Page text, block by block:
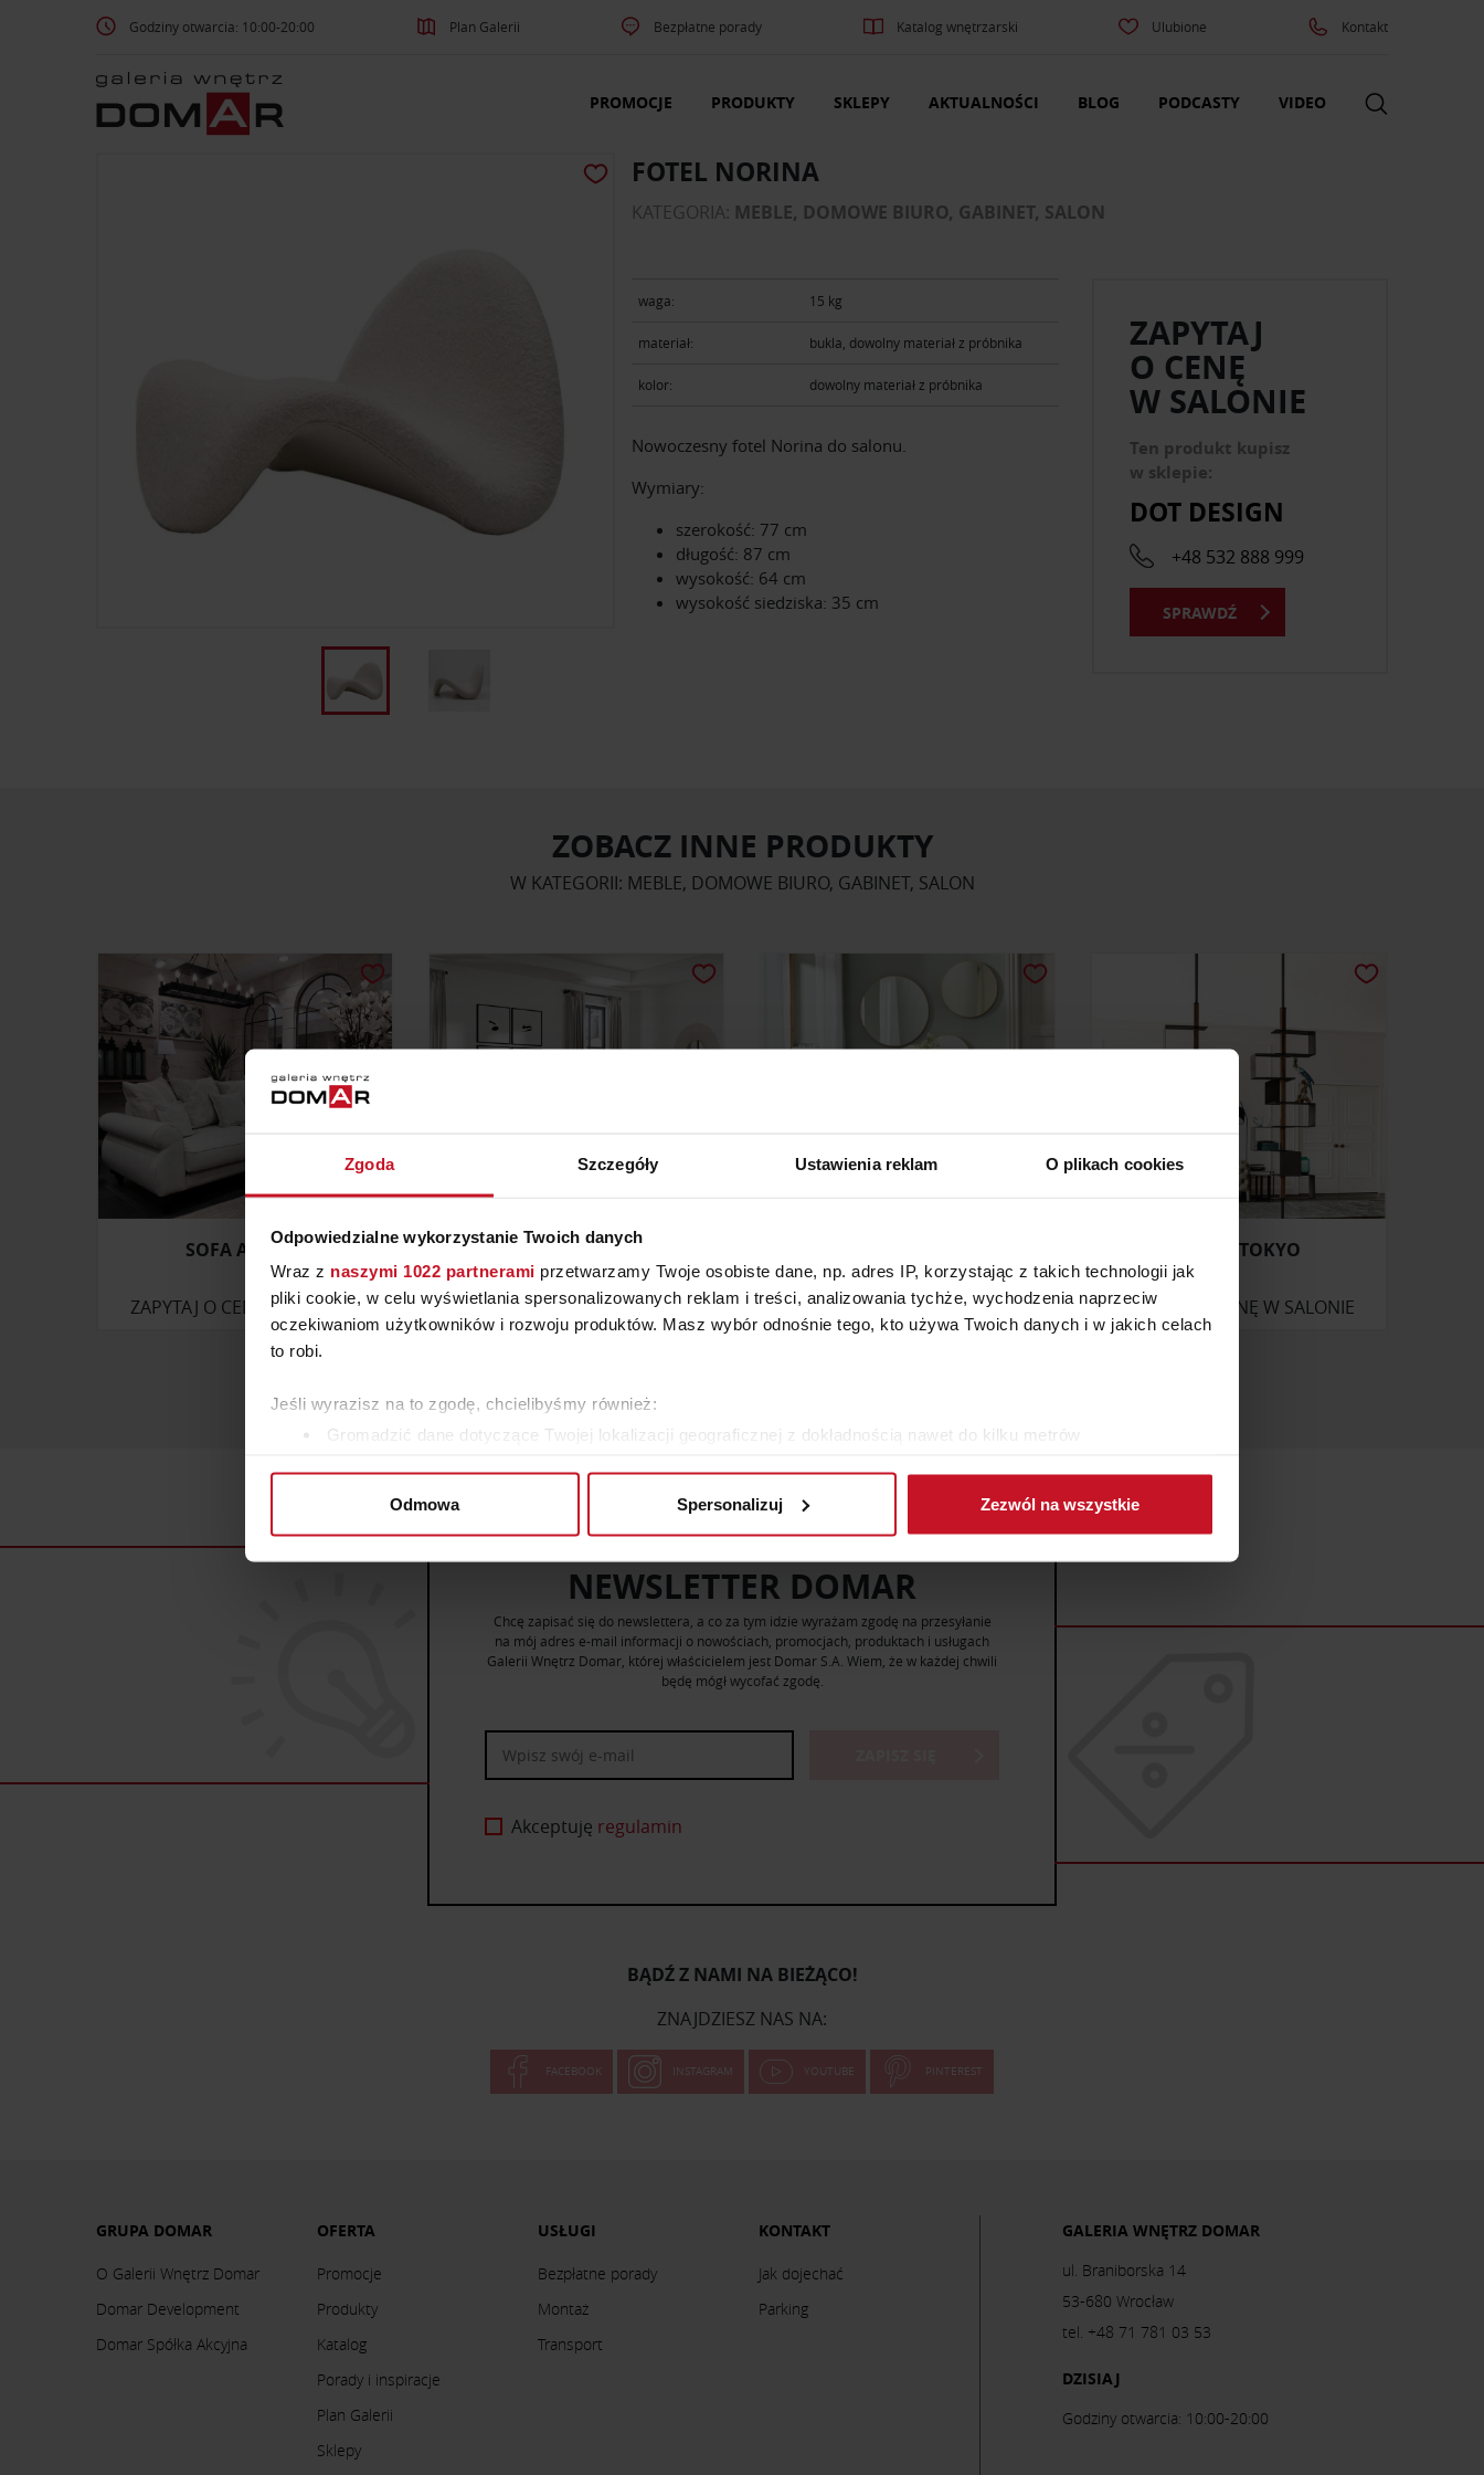
Zgoda Szczegóły Ustawienia reklam O plikach cookies
Odpowiedzialne wykorzystanie Twoich danych
Wraz z naszymi 1022 partnerami przetwarzamy Twoje osobiste dane, np. adres IP, korzystając z takich technologii jak
pliki cookie, w celu wyświetlania spersonalizowanych reklam i treści, analizowania tychże, wychodzenia naprzeciw
oczekiwaniom użytkowników i rozwoju produktów. Masz wybór odnośnie tego, kto używa Twoich danych i w jakich celach
to robi.
Jeśli wyrazisz na to zgodę, chcielibyśmy również:
Gromadzić dane dotyczące Twojej lokalizacji geograficznej z dokładnością nawet do kilku metrów
Dowiedz się więcej odnośnie tego, jak Twoje osobiste dane są przetwarzane oraz ustaw własne preferencje w
Wykorzystujemy pliki cookie do spersonalizowania treści i reklam, aby oferować funkcje społecznościowe i analizować
ruch w naszej witrynie. Informacje o tym, jak korzystasz z naszej witryny, udostępniamy partnerom społecznościowym,
reklamowym i analitycznym. Partnerzy mogą połączyć te informacje z innymi danymi otrzymanymi od Ciebie lub
Odmowa Spersonalizuj Zezwól na wszystkie
Godziny otwarcia: 10:00-20:00 Plan Galerii Bezpłatne porady Katalog wnętrzarski Ulubione Kontakt
PROMOCJE PRODUKTY SKLEPY AKTUALNOŚCI BLOG PODCASTY VIDEO
FOTEL NORINA
KATEGORIA: MEBLE, DOMOWE BIURO, GABINET, SALON
waga: 15 kg
materiał: bukla, dowolny materiał z próbnika
kolor: dowolny materiał z próbnika
Nowoczesny fotel Norina do salonu.
Wymiary:
szerokość: 77 cm
długość: 87 cm
wysokość: 64 cm
wysokość siedziska: 35 cm
ZAPYTAJ
O CENĘ
W SALONIE
Ten produkt kupisz
w sklepie:
DOT DESIGN
+48 532 888 999
SPRAWDŹ
ZOBACZ INNE PRODUKTY
W KATEGORII: MEBLE, DOMOWE BIURO, GABINET, SALON
SOFA AIRONE
ZAPYTAJ O CENĘ W SALONIE
ŁÓŻKO QUADDRO DUO
ZAPYTAJ O CENĘ W SALONIE ZAPYTAJ O CENĘ W SALONIE
REGAŁ TOKYO
ZAPYTAJ O CENĘ W SALONIE
NEWSLETTER DOMAR
Chcę zapisać się do newslettera, a co za tym idzie wyrażam zgodę na przesyłanie
na mój adres e-mail informacji o nowościach, promocjach, produktach i usługach
Galerii Wnętrz Domar, której właścicielem jest Domar S.A. Wiem, że w każdej chwili
będę mógł wycofać zgodę.
Akceptuję regulamin
BĄDŹ Z NAMI NA BIEŻĄCO!
ZNAJDZIESZ NAS NA:
FACEBOOK INSTAGRAM YOUTUBE PINTEREST
GRUPA DOMAR
O Galerii Wnętrz Domar
Domar Development
Domar Spółka Akcyjna
OFERTA
Promocje
Produkty
Katalog
Porady i inspiracje
Plan Galerii
Sklepy
USŁUGI
Bezpłatne porady
Montaż
Transport
KONTAKT
Jak dojechać
Parking
GALERIA WNĘTRZ DOMAR
ul. Braniborska 14
53-680 Wrocław
tel. +48 71 781 03 53
DZISIAJ
Godziny otwarcia: 10:00-20:00